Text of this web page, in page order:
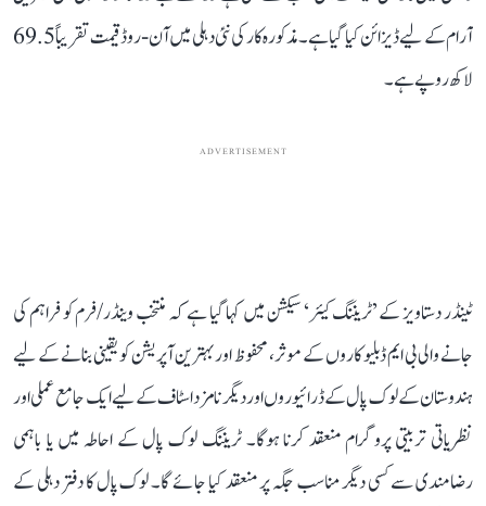
آرام کے لیے ڈیزائن کیا گیا ہے۔ مذکورہ کار کی نئی دہلی میں آن-روڈ قیمت تقریباً 69.5
لاکھ روپے ہے۔
ADVERTISEMENT
ٹینڈر دستاویز کے ’ٹریننگ کیئر‘ سیکشن میں کہا گیا ہے کہ منتخب وینڈر/فرم کو فراہم کی
جانے والی بی ایم ڈبلیو کاروں کے موثر، محفوظ اور بہترین آپریشن کو یقینی بنانے کے لیے
ہندوستان کے لوک پال کے ڈرائیوروں اور دیگر نامزد اسٹاف کے لیے ایک جامع عملی اور
نظریاتی تربیتی پروگرام منعقد کرنا ہوگا۔ ٹریننگ لوک پال کے احاطہ میں یا باہمی
رضامندی سے کسی دیگر مناسب جگہ پر منعقد کیا جائے گا۔ لوک پال کا دفتر دہلی کے